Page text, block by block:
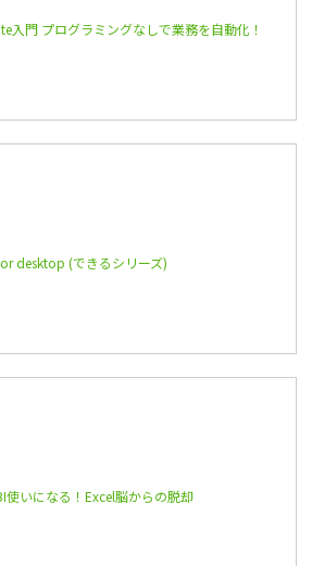
門 プログラミングなしで業務を自動化！
desktop (できるシリーズ)
いになる！Excel脳からの脱却